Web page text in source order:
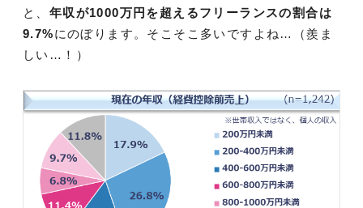
と、 年収が1000万円を超えるフリーランスの割合は
9.7%にのぼります。そこそこ多いですよね…（羨ま
しい…！）